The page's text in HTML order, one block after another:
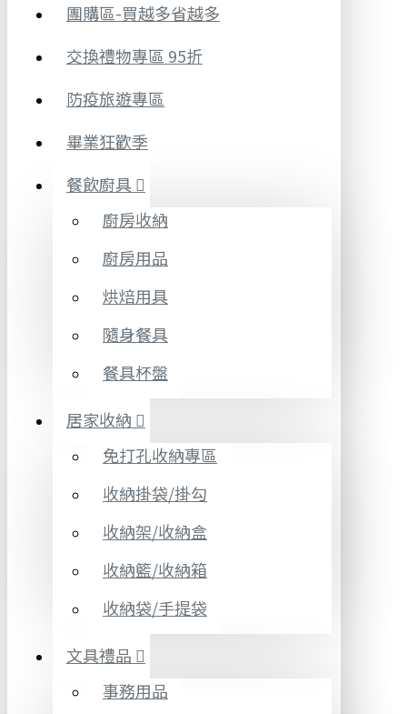
團購區-買越多省越多
交換禮物專區 95折
防疫旅遊專區
畢業狂歡季
餐飲廚具
廚房收納
廚房用品
烘焙用具
隨身餐具
餐具杯盤
居家收納
免打孔收納專區
收納掛袋/掛勾
收納架/收納盒
收納籃/收納箱
收納袋/手提袋
文具禮品
事務用品